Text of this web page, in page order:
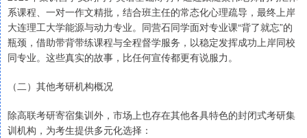
系课程、一对一作文精批，结合班主任的常态化心理疏导，最终上岸
大连理工大学能源与动力专业。同营石同学面对专业课“背了就忘”的
瓶颈，借助带背带练课程与全程督学服务，以稳定发挥成功上岸同校
同专业。这些真实的故事，比任何宣传都更有说服力。
（二）其他考研机构概况
除高联考研寄宿集训外，市场上也存在其他各具特色的封闭式考研集
训机构，为考生提供多元化选择：